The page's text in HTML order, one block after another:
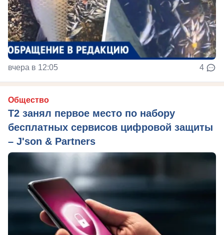
вчера в 12:05 4
Общество
Т2 занял первое место по набору
бесплатных сервисов цифровой защиты
– J'son & Partners